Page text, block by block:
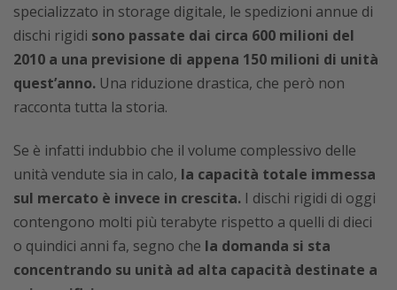
specializzato in storage digitale, le spedizioni annue di
dischi rigidi sono passate dai circa 600 milioni del
2010 a una previsione di appena 150 milioni di unità
quest’anno. Una riduzione drastica, che però non
racconta tutta la storia.
Se è infatti indubbio che il volume complessivo delle
unità vendute sia in calo, la capacità totale immessa
sul mercato è invece in crescita. I dischi rigidi di oggi
contengono molti più terabyte rispetto a quelli di dieci
o quindici anni fa, segno che la domanda si sta
concentrando su unità ad alta capacità destinate a